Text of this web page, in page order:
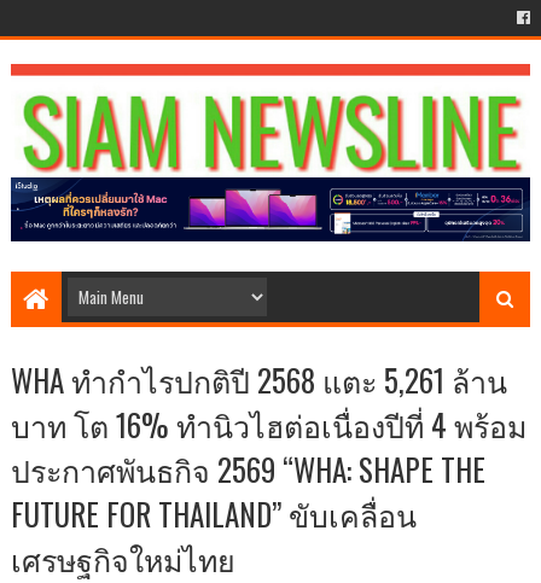
WHA ทำกำไรปกติปี 2568 แตะ 5,261 ล้าน
บาท โต 16% ทำนิวไฮต่อเนื่องปีที่ 4 พร้อม
ประกาศพันธกิจ 2569 “WHA: SHAPE THE
FUTURE FOR THAILAND” ขับเคลื่อน
เศรษฐกิจใหม่ไทย